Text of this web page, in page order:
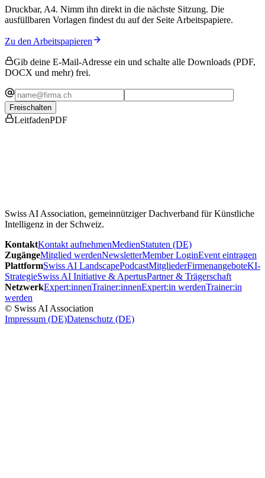
Druckbar, A4. Nimm ihn direkt in die nächste Sitzung. Die
ausfüllbaren Vorlagen findest du auf der Seite Arbeitspapiere.
Zu den Arbeitspapieren
Gib deine E-Mail-Adresse ein und schalte alle Downloads (PDF,
DOCX und mehr) frei.
Freischalten
LeitfadenPDF
Swiss AI Association, gemeinnütziger Dachverband für Künstliche
Intelligenz in der Schweiz.
KontaktKontakt aufnehmenMedienStatuten (DE)
ZugängeMitglied werdenNewsletterMember LoginEvent eintragen
PlattformSwiss AI LandscapePodcastMitgliederFirmenangeboteKI-
StrategieSwiss AI Initiative & ApertusPartner & Trägerschaft
NetzwerkExpert:innenTrainer:innenExpert:in werdenTrainer:in
werden
© Swiss AI Association
Impressum (DE)Datenschutz (DE)